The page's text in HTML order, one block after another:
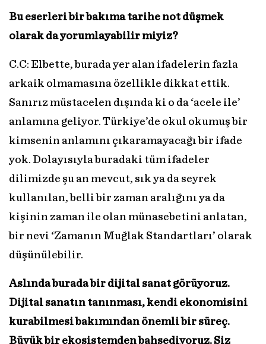
Bu eserleri bir bakıma tarihe not düşmek
olarak da yorumlayabilir miyiz?
C.C: Elbette, burada yer alan ifadelerin fazla
arkaik olmamasına özellikle dikkat ettik.
Sanırız müstacelen dışında ki o da ‘acele ile’
anlamına geliyor. Türkiye’de okul okumuş bir
kimsenin anlamını çıkaramayacağı bir ifade
yok. Dolayısıyla buradaki tüm ifadeler
dilimizde şu an mevcut, sık ya da seyrek
kullanılan, belli bir zaman aralığını ya da
kişinin zaman ile olan münasebetini anlatan,
bir nevi ‘Zamanın Muğlak Standartları’ olarak
düşünülebilir.
Aslında burada bir dijital sanat görüyoruz.
Dijital sanatın tanınması, kendi ekonomisini
kurabilmesi bakımından önemli bir süreç.
Büyük bir ekosistemden bahsediyoruz. Siz